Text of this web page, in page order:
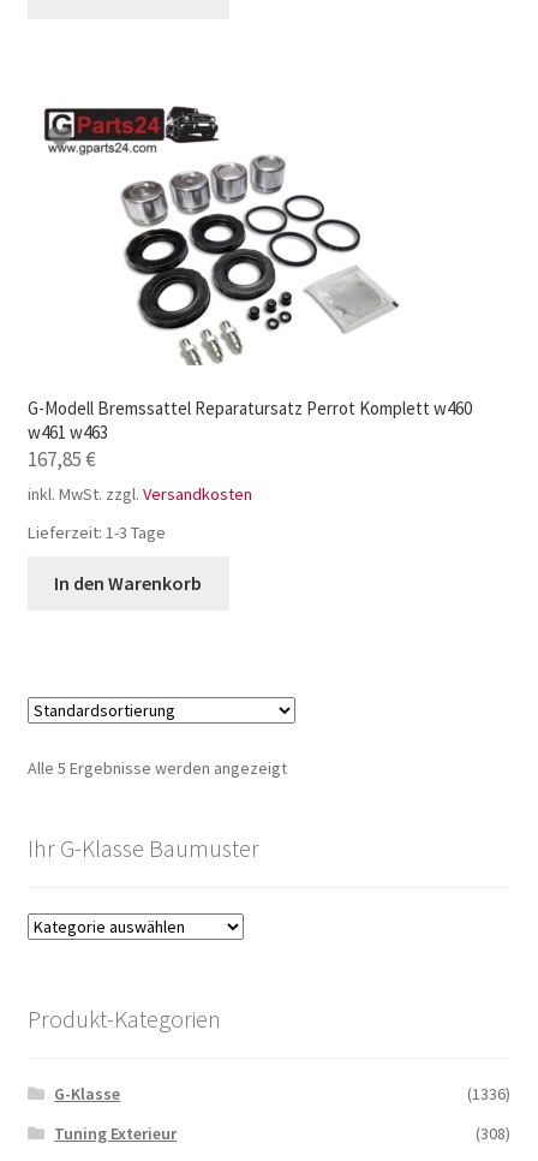
G-Modell Bremssattel Reparatursatz Perrot Komplett w460
w461 w463
167,85€
inkl. MwSt. zzgl. Versandkosten
Lieferzeit: 1-3 Tage
In den Warenkorb
Alle 5 Ergebnisse werden angezeigt
Ihr G-Klasse Baumuster
Produkt-Kategorien
G-Klasse
(1336)
Tuning Exterieur
(308)